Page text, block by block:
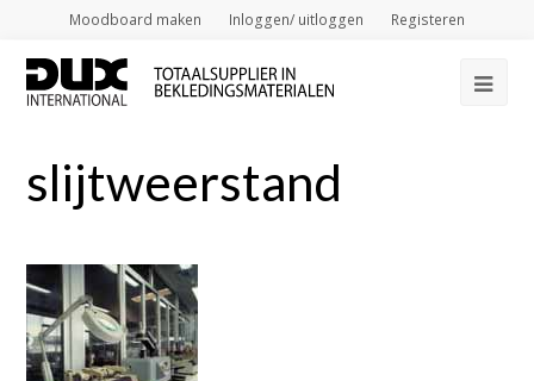
Moodboard maken Inloggen/ uitloggen Registeren
slijtweerstand